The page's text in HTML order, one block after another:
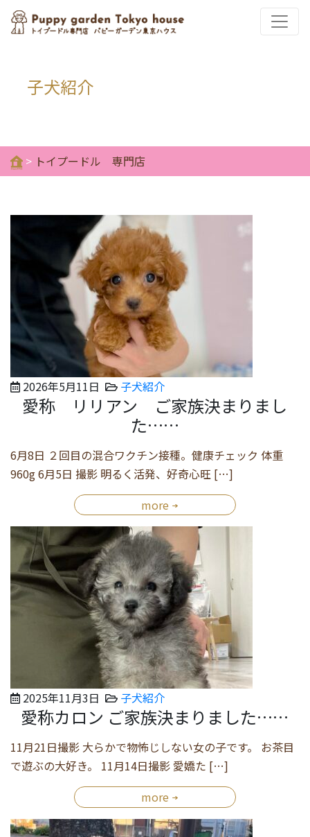
子犬紹介
> トイプードル 専門店
2026年5月11日 子犬紹介
愛称 リリアン ご家族決まりまし
た……
6月8日 ２回目の混合ワクチン接種。健康チェック 体重
960g 6月5日 撮影 明るく活発、好奇心旺 […]
more
2025年11月3日 子犬紹介
愛称カロン ご家族決まりました……
11月21日撮影 大らかで物怖じしない女の子です。 お茶目
で遊ぶの大好き。 11月14日撮影 愛嬌た […]
more